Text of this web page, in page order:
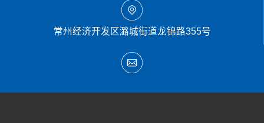
常州经济开发区潞城街道龙锦路355号